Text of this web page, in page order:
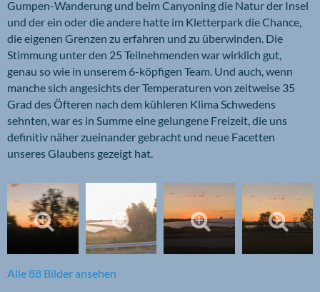
Gumpen-Wanderung und beim Canyoning die Natur der Insel
und der ein oder die andere hatte im Kletterpark die Chance,
die eigenen Grenzen zu erfahren und zu überwinden. Die
Stimmung unter den 25 Teilnehmenden war wirklich gut,
genau so wie in unserem 6-köpfigen Team. Und auch, wenn
manche sich angesichts der Temperaturen von zeitweise 35
Grad des Öfteren nach dem kühleren Klima Schwedens
sehnten, war es in Summe eine gelungene Freizeit, die uns
definitiv näher zueinander gebracht und neue Facetten
unseres Glaubens gezeigt hat.
Alle 88 Bilder ansehen